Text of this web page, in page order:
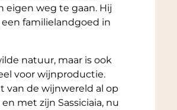
van deze wijn. De
komt afhalen
wanneer u kiest
bijna naast de A16
eigen weg te gaan. Hij
familielandgoed in
natuur, maar is ook
voor wijnproductie.
van de wijnwereld al op
met zijn Sassiciaia, nu